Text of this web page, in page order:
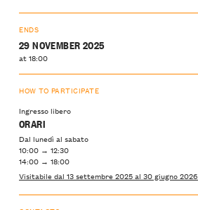
ENDS
29 NOVEMBER 2025
at 18:00
HOW TO PARTICIPATE
Ingresso libero
ORARI
Dal lunedì al sabato
10:00 → 12:30
14:00 → 18:00
Visitabile dal 13 settembre 2025 al 30 giugno 2026